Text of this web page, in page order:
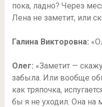
пока, ладно? Через
Лена не заметит, или
Галина Викторовна:
Олег: «Заметит —
забыла. Или вообще
как тряпочка,
бы я не уходил. Она на